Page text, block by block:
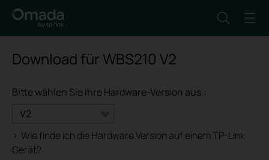
Download für WBS210 V2
Bitte wählen Sie Ihre Hardware-Version aus.:
V2
> Wie finde ich die Hardware Version auf einem TP-Link
Gerät?